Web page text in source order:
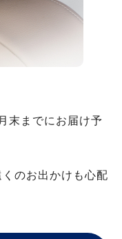
末までにお届け予
のお出かけも心配